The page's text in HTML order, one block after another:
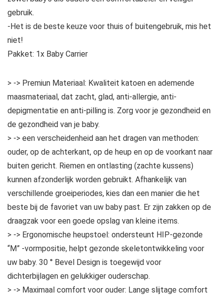
gebruik.
-Het is de beste keuze voor thuis of buitengebruik, mis het
niet!
Pakket: 1x Baby Carrier
> -> Premiun Materiaal: Kwaliteit katoen en ademende
maasmateriaal, dat zacht, glad, anti-allergie, anti-
depigmentatie en anti-pilling is. Zorg voor je gezondheid en
de gezondheid van je baby.
> -> een verscheidenheid aan het dragen van methoden:
ouder, op de achterkant, op de heup en op de voorkant naar
buiten gericht. Riemen en ontlasting (zachte kussens)
kunnen afzonderlijk worden gebruikt. Afhankelijk van
verschillende groeiperiodes, kies dan een manier die het
beste bij de favoriet van uw baby past. Er zijn zakken op de
draagzak voor een goede opslag van kleine items.
> -> Ergonomische heupstoel: ondersteunt HIP-gezonde
“M” -vormpositie, helpt gezonde skeletontwikkeling voor
uw baby. 30 ° Bevel Design is toegewijd voor
dichterbijlagen en gelukkiger ouderschap.
> -> Maximaal comfort voor ouder: Lange slijtage comfort